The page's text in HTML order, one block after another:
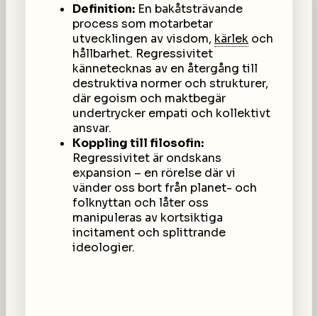
Definition: En bakåtsträvande
process som motarbetar
utvecklingen av visdom, kärlek och
hållbarhet. Regressivitet
kännetecknas av en återgång till
destruktiva normer och strukturer,
där egoism och maktbegär
undertrycker empati och kollektivt
ansvar.
Koppling till filosofin:
Regressivitet är ondskans
expansion – en rörelse där vi
vänder oss bort från planet- och
folknyttan och låter oss
manipuleras av kortsiktiga
incitament och splittrande
ideologier.